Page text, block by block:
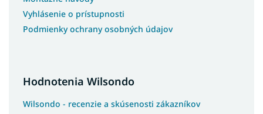
Vyhlásenie o prístupnosti
Podmienky ochrany osobných údajov
Hodnotenia Wilsondo
Wilsondo - recenzie a skúsenosti zákazníkov